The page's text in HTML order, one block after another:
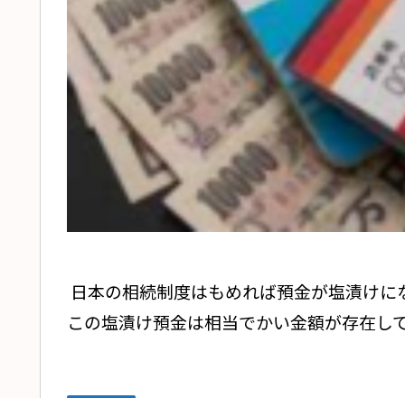
日本の相続制度はもめれば預金が塩漬けに
この塩漬け預金は相当でかい金額が存在し